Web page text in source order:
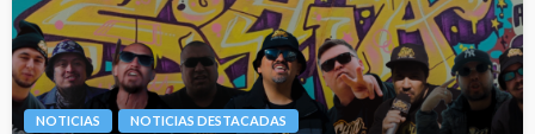
NOTICIAS NOTICIAS DESTACADAS